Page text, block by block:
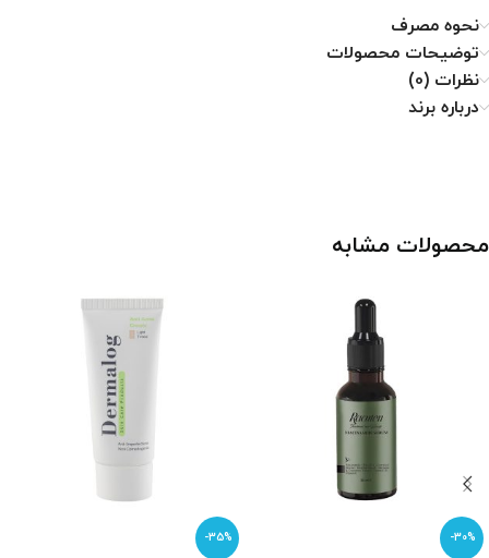
نحوه مصرف
توضیحات محصولات
نظرات (0)
درباره برند
محصولات مشابه
-30%
-35%